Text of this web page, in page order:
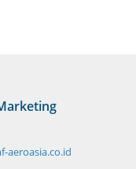
aeroasia.co.id